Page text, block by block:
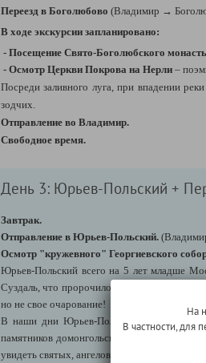
Переезд в Боголюбово (Владимир →
В ходе экскурсии запланировано:
- Посещение Свято-Боголюбского
- Осмотр Церкви Покрова на Нерли –
Посреди заливного луга, при впадении
зодчих.
Отправление во Владимир.
Свободное время.
День 3: Юрьев-Польский +
Завтрак.
Отправление в Юрьев-Польский.
Осмотр "кружевного" Георгиевского
Юрьев-Польский всего на 5 лет младше
Суздаль, что пророчило городу богатство
но не свое очарование!
В наши дни Юрьев-Польский привлекает
памятников домонгольского зодчества –
увидеть святых, ангелов, всадников,
На
В частности, для